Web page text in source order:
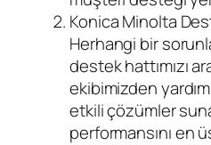
Konica Minolta
Herhangi bir
destek hattımızı
ekibimizden
etkili çözümler
performansını en